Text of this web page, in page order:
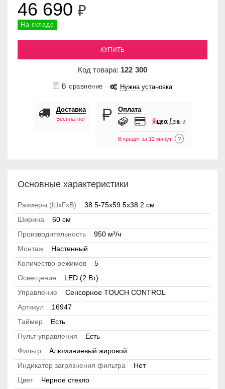
46 690 ₽
На складе
КУПИТЬ
Код товара: 122 300
В сравнение Нужна установка
Доставка
Бесплатно!
Оплата
В кредит за 12 минут ?
Основные характеристики
Размеры (ШхГхВ)
38.5-75x59.5x38.2 см
Ширина
60 см
Производительность
950 м³/ч
Монтаж
Настенный
Количество режимов
5
Освещение
LED (2 Вт)
Управление
Сенсорное TOUCH CONTROL
Артикул
16947
Таймер
Есть
Пульт управления
Есть
Фильтр
Алюминиевый жировой
Индикатор загрязнения фильтра
Нет
Цвет
Черное стекло